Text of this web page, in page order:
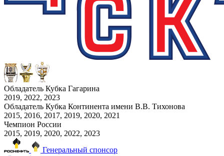
Обладатель Кубка Гагарина
2019, 2022, 2023
Обладатель Кубка Континента имени В.В. Тихонова
2015, 2016, 2017, 2019, 2020, 2021
Чемпион России
2015, 2019, 2020, 2022, 2023
Генеральный спонсор